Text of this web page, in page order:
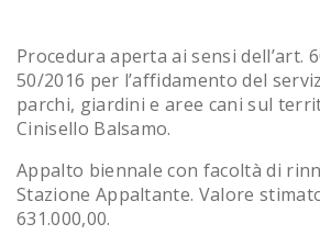
Procedura aperta ai sensi dell’art.
50/2016 per l’affidamento del
parchi, giardini e aree cani sul
Cinisello Balsamo.
Appalto biennale con facoltà di
Stazione Appaltante. Valore
631.000,00.